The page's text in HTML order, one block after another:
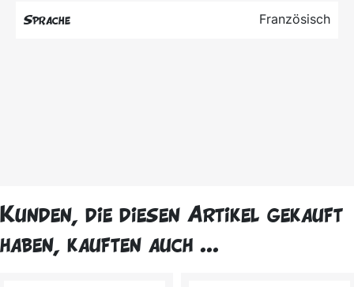
Sprache Französisch
Kunden, die diesen Artikel gekauft
haben, kauften auch ...